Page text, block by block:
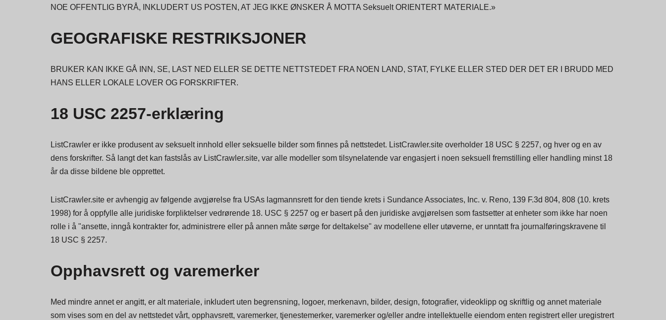
NOE OFFENTLIG BYRÅ, INKLUDERT US POSTEN, AT JEG IKKE ØNSKER Å MOTTA Seksuelt ORIENTERT MATERIALE.»
GEOGRAFISKE RESTRIKSJONER
BRUKER KAN IKKE GÅ INN, SE, LAST NED ELLER SE DETTE NETTSTEDET FRA NOEN LAND, STAT, FYLKE ELLER STED DER DET ER I BRUDD MED
HANS ELLER LOKALE LOVER OG FORSKRIFTER.
18 USC 2257-erklæring
ListCrawler er ikke produsent av seksuelt innhold eller seksuelle bilder som finnes på nettstedet. ListCrawler.site overholder 18 USC § 2257, og hver og en av
dens forskrifter. Så langt det kan fastslås av ListCrawler.site, var alle modeller som tilsynelatende var engasjert i noen seksuell fremstilling eller handling minst 18
år da disse bildene ble opprettet.
ListCrawler.site er avhengig av følgende avgjørelse fra USAs lagmannsrett for den tiende krets i Sundance Associates, Inc. v. Reno, 139 F.3d 804, 808 (10. krets
1998) for å oppfylle alle juridiske forpliktelser vedrørende 18. USC § 2257 og er basert på den juridiske avgjørelsen som fastsetter at enheter som ikke har noen
rolle i å "ansette, inngå kontrakter for, administrere eller på annen måte sørge for deltakelse" av modellene eller utøverne, er unntatt fra journalføringskravene til
18 USC § 2257.
Opphavsrett og varemerker
Med mindre annet er angitt, er alt materiale, inkludert uten begrensning, logoer, merkenavn, bilder, design, fotografier, videoklipp og skriftlig og annet materiale
som vises som en del av nettstedet vårt, opphavsrett, varemerker, tjenestemerker, varemerker og/eller andre intellektuelle eiendom enten registrert eller uregistrert